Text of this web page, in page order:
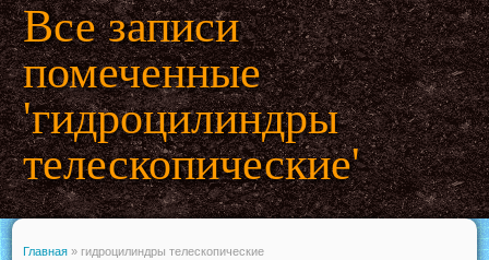
Все записи
помеченные
'гидроцилиндры
телескопические'
Главная » гидроцилиндры телескопические